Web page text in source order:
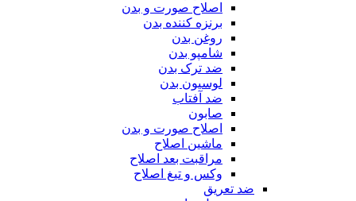
اصلاح صورت و بدن
برنزه کننده بدن
روغن بدن
شامپو بدن
ضد ترک بدن
لوسیون بدن
ضد آفتاب
صابون
اصلاح صورت و بدن
ماشین اصلاح
مراقبت بعد اصلاح
وکس و تیغ اصلاح
ضد تعریق